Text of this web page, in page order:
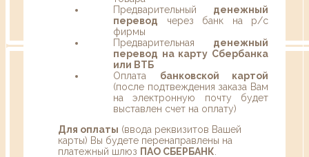
Предварительный денежный
перевод через банк на р/с
фирмы
Предварительная денежный
перевод на карту Сбербанка
или ВТБ
Оплата банковской картой
(после подтвеждения заказа Вам
на электронную почту будет
выставлен счет на оплату)
Для оплаты (ввода реквизитов Вашей
карты) Вы будете перенаправлены на
платежный шлюз ПАО СБЕРБАНК